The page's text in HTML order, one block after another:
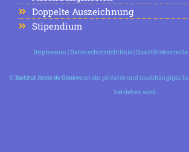
Doppelte Auszeichnung
Stipendium
Impressum |Datenschutzrichtlinie|Qualitätskontrolle
©Institut Avrio de Genèveist ein privates und unabhängiges
betrieben wird.